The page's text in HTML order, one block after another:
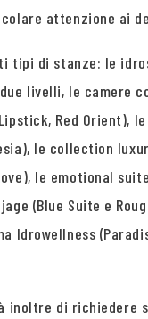
attenzione ai
tipi di stanze: le
livelli, le camere
Red Orient),
le collection
le emotional
(Blue Suite e
Idrowellness
inoltre di richiedere